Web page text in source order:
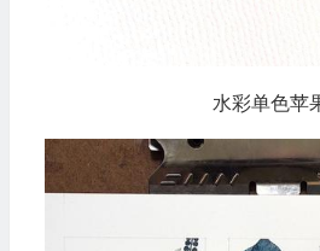
水彩单色苹